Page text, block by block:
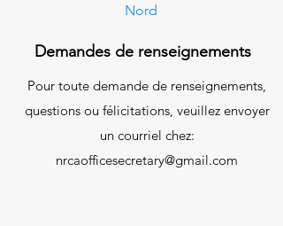
Nord
Demandes de renseignements
Pour toute demande de renseignements,
questions ou félicitations, veuillez envoyer
un courriel chez:
nrcaofficesecretary@gmail.com